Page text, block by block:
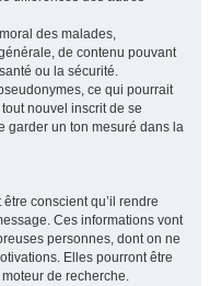
des malades,
de contenu pouvant
ou la sécurité.
ce qui pourrait
nouvel inscrit de se
garder un ton mesuré dans la
conscient qu’il rendre
Ces informations vont
personnes, dont on ne
Elles pourront être
de recherche.